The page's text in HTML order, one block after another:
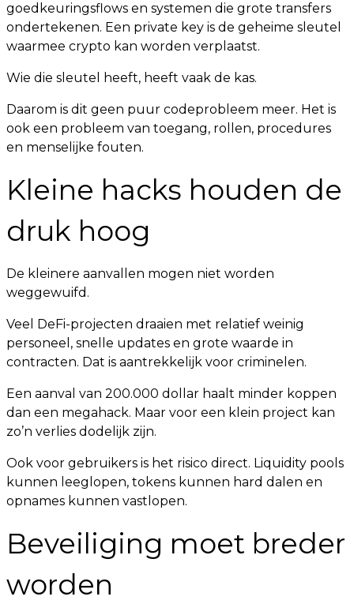
goedkeuringsflows en systemen die grote transfers
ondertekenen. Een private key is de geheime sleutel
waarmee crypto kan worden verplaatst.
Wie die sleutel heeft, heeft vaak de kas.
Daarom is dit geen puur codeprobleem meer. Het is
ook een probleem van toegang, rollen, procedures
en menselijke fouten.
Kleine hacks houden de
druk hoog
De kleinere aanvallen mogen niet worden
weggewuifd.
Veel DeFi-projecten draaien met relatief weinig
personeel, snelle updates en grote waarde in
contracten. Dat is aantrekkelijk voor criminelen.
Een aanval van 200.000 dollar haalt minder koppen
dan een megahack. Maar voor een klein project kan
zo’n verlies dodelijk zijn.
Ook voor gebruikers is het risico direct. Liquidity pools
kunnen leeglopen, tokens kunnen hard dalen en
opnames kunnen vastlopen.
Beveiliging moet breder
worden